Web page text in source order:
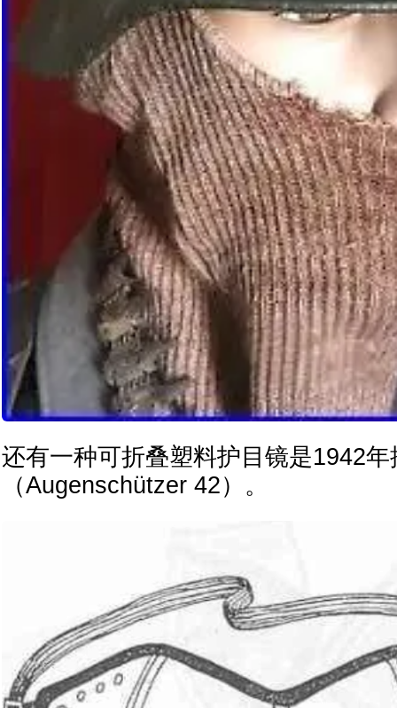
还有一种可折叠塑料护目镜是1942
（Augenschützer 42）。